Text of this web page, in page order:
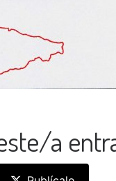
a